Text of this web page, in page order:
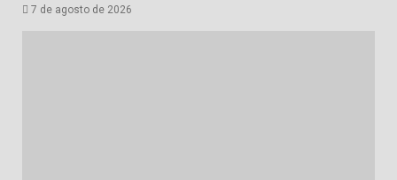
7 de agosto de 2026